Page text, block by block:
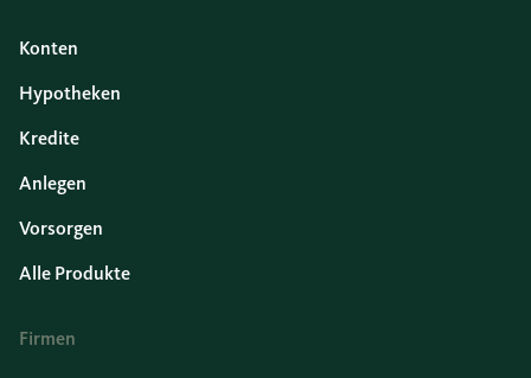
Konten
Hypotheken
Kredite
Anlegen
Vorsorgen
Alle Produkte
Firmen